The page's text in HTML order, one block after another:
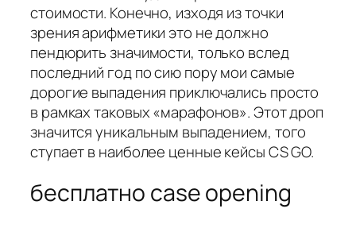
стоимости. Конечно, изходя из точки
зрения арифметики это не должно
пендюрить значимости, только вслед
последний год по сию пору мои самые
дорогие выпадения приключались просто
в рамках таковых «марафонов». Этот дроп
значится уникальным выпадением, того
ступает в наиболее ценные кейсы CS GO.
бесплатно case opening